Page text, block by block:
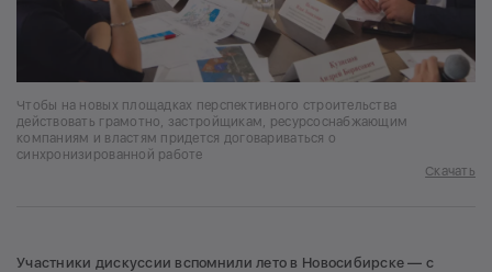
Чтобы на новых площадках перспективного строительства
действовать грамотно, застройщикам, ресурсоснабжающим
компаниям и властям придется договариваться о
синхронизированной работе
Скачать
Участники дискуссии вспомнили лето в Новосибирске — с